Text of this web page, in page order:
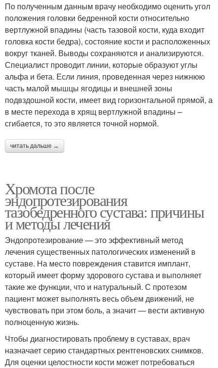
По полученным данным врачу необходимо оценить угол
положения головки бедренной кости относительно
вертлужной впадины (часть тазовой кости, куда входит
головка кости бедра), состояние кости и расположенных
вокруг тканей. Выводы сохраняются и анализируются.
Специалист проводит линии, которые образуют углы
альфа и бета. Если линия, проведенная через нижнюю
часть малой мышцы ягодицы и внешней зоны
подвздошной кости, имеет вид горизонтальной прямой, а
в месте перехода в хрящ вертлужной впадины –
сгибается, то это является точной нормой.
читать дальше →
Хромота после
эндопротезирования
тазобедренного сустава: причины
и методы лечения
Эндопротезирование — это эффективный метод
лечения существенных патологических изменений в
суставе. На место повреждения ставится имплант,
который имеет форму здорового сустава и выполняет
такие же функции, что и натуральный. С протезом
пациент может выполнять весь объем движений, не
чувствовать при этом боль, а значит — вести активную
полноценную жизнь.
Чтобы диагностировать проблему в суставах, врач
назначает серию стандартных рентгеновских снимков.
Для оценки целостности кости может потребоваться